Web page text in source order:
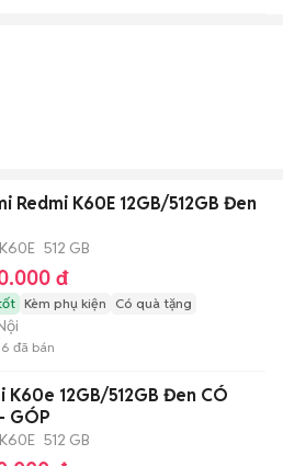
Redmi K60E 12GB/512GB Đen
512 GB
đ
Kèm phụ kiện Có quà tặng
6 đã bán
K60e 12GB/512GB Đen CÓ
GÓP
512 GB